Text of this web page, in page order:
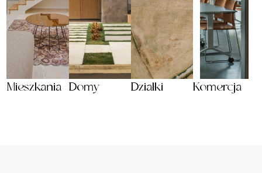
Mieszkania Domy Działki Komercja